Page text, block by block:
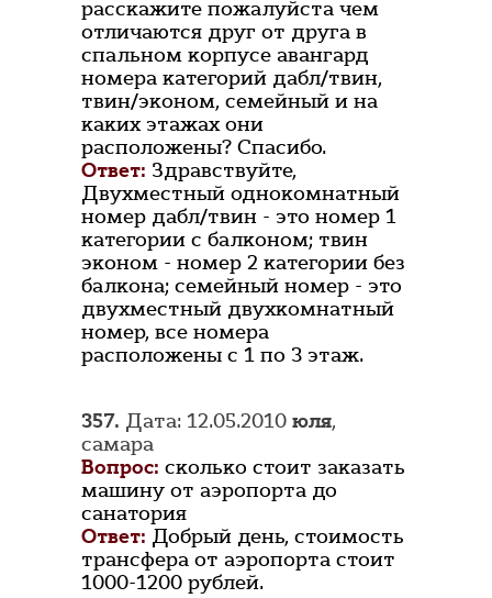
расскажите пожалуйста чем
отличаются друг от друга в
спальном корпусе авангард
номера категорий дабл/твин,
твин/эконом, семейный и на
каких этажах они
расположены? Спасибо.
Ответ: Здравствуйте,
Двухместный однокомнатный
номер дабл/твин - это номер 1
категории с балконом; твин
эконом - номер 2 категории без
балкона; семейный номер - это
двухместный двухкомнатный
номер, все номера
расположены с 1 по 3 этаж.
357. Дата: 12.05.2010 юля,
самара
Вопрос: сколько стоит заказать
машину от аэропорта до
санатория
Ответ: Добрый день, стоимость
трансфера от аэропорта стоит
1000-1200 рублей.